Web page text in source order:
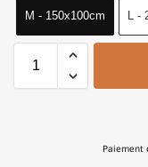
M - 150x100cm L
Paiement